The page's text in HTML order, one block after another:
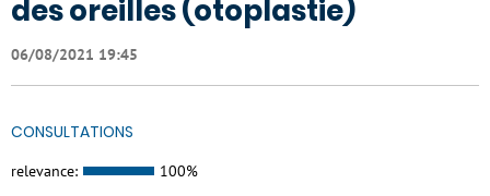
des oreilles (otoplastie)
06/08/2021 19:45
CONSULTATIONS
relevance: 100%